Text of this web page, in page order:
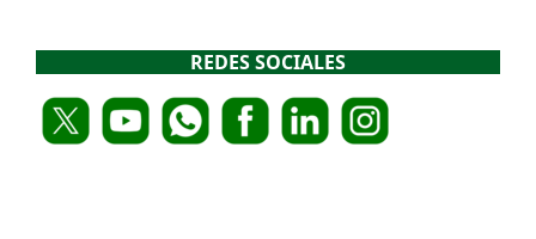
REDES SOCIALES